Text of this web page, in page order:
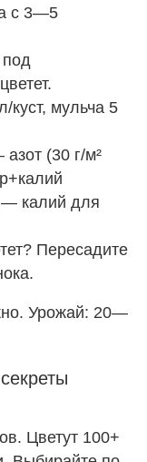
с 3—5
куст, мульча 5
(30 г/м²
— калий для
Пересадите
Урожай: 20—
Цветут 100+